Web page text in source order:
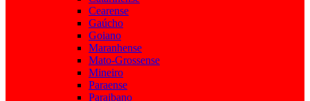
Cearense
Gaúcho
Goiano
Maranhense
Mato-Grossense
Mineiro
Paraense
Paraibano